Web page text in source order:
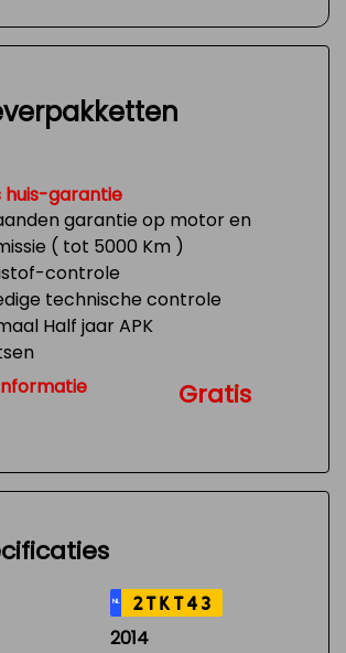
huis-garantie
garantie op motor en
( tot 5000 Km )
controle
technische controle
Half jaar APK
1/4 vol
Gratis
NL 2TKT43
2014